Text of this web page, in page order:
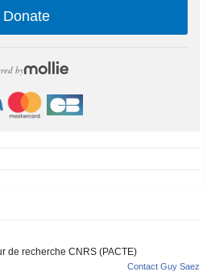
Donate
by
de recherche CNRS (PACTE)
Contact Guy Saez